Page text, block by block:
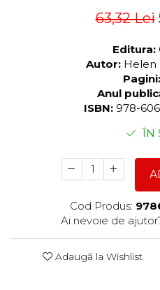
63,32 Lei
Editura:
Autor: Helen
Pagini:
Anul
ISBN: 978-
ÎN
Cod Produs:
Ai nevoie de
Adaugă la Wishlist